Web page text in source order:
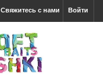
Войти
Свяжитесь с нами